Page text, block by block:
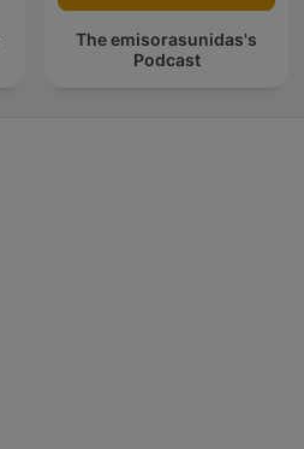
The emisorasunidas's
Podcast